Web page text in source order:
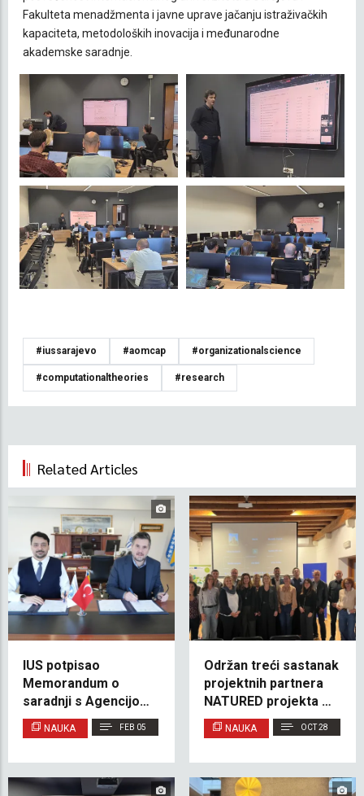
Fakulteta menadžmenta i javne uprave jačanju istraživačkih
kapaciteta, metodoloških inovacija i međunarodne
akademske saradnje.
#iussarajevo #aomcap #organizationalscience
#computationaltheories #research
Related Articles
IUS potpisao
Memorandum o
saradnji s Agencijom
za rad i zapošljavanje
Bosne i Hercegovine
NAUKA FEB 05
Održan treći sastanak
projektnih partnera
NATURED projekta u
Splitu/Kaštelima
NAUKA OCT 28